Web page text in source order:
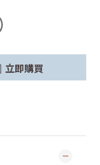
立即購買